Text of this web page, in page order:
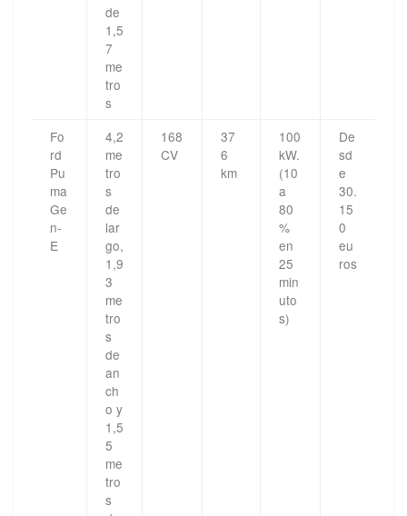
de
1,5
7
me
tro
s
Fo
rd
Pu
ma
Ge
n-
E
4,2
me
tro
s
de
lar
go,
1,9
3
me
tro
s
de
an
ch
o y
1,5
5
me
tro
s
168
CV
37
6
km
100
kW.
(10
a
80
%
en
25
min
uto
s)
De
sd
e
30.
15
0
eu
ros